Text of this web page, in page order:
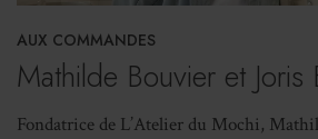
TICKET MOYEN
AUX COMMANDES
Mathilde Bouvier et Joris
Fondatrice de L’Atelier du Mochi,